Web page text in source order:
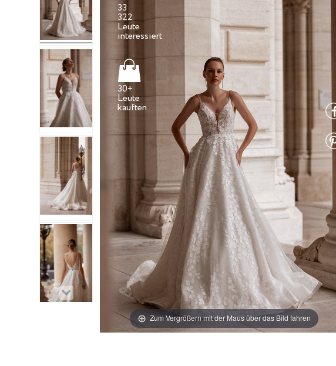
Zum Vergrößern mit der Maus über das Bild fahren
33
322
Leute
30+
Leute